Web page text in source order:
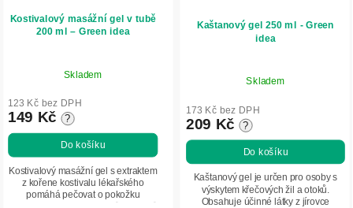
Kostivalový masážní gel v tubě
200 ml – Green idea
Skladem
123 Kč bez DPH
149 Kč ?
Do košíku
Kostivalový masážní gel s extraktem
z kořene kostivalu lékařského
pomáhá pečovat o pokožku
Kaštanový gel 250 ml - Green
idea
Skladem
173 Kč bez DPH
209 Kč ?
Do košíku
Kaštanový gel je určen pro osoby s
výskytem křečových žil a otoků.
Obsahuje účinné látky z jírovce